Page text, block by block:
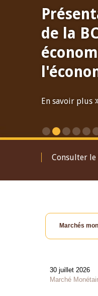
de la
En savoir plus
Consulter
Marchés
30 juillet 2026
Marché